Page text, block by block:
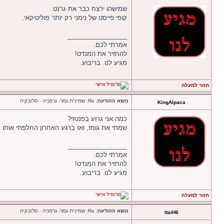
שמישהו ירצח כבר את גרנט.
קופי פייסט של נימני רק יותר פוליטיקאי.
אמרתי לכם.
להחזיר את המנדט!
מגיע לנו. בריבוע.
חזור למעלה
KingAlpaca נושא ההודעה:
כמה אני גרוע בפנטזי?
שמתי את גומז, ואז ברגע האחרון החלפתי אותו
אמרתי לכם.
להחזיר את המנדט!
מגיע לנו. בריבוע.
חזור למעלה
ItaiH6 נושא ההודעה: